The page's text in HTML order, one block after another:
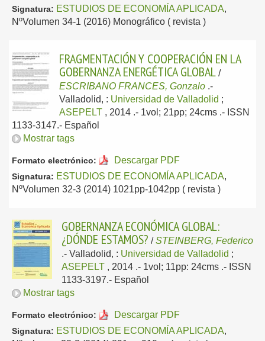
Signatura: ESTUDIOS DE ECONOMÍA APLICADA,
NºVolumen 34-1 (2016) Monográfico ( revista )
FRAGMENTACIÓN Y COOPERACIÓN EN LA
GOBERNANZA ENERGÉTICA GLOBAL /
ESCRIBANO FRANCES, Gonzalo .-
Valladolid, : Universidad de Valladolid ;
ASEPELT , 2014 .- 1vol; 21pp; 24cms .- ISSN
1133-3147.- Español
Mostrar tags
Formato electrónico: Descargar PDF
Signatura: ESTUDIOS DE ECONOMÍA APLICADA,
NºVolumen 32-3 (2014) 1021pp-1042pp ( revista )
GOBERNANZA ECONÓMICA GLOBAL:
¿DÓNDE ESTAMOS? /STEINBERG, Federico
.- Valladolid, : Universidad de Valladolid ;
ASEPELT , 2014 .- 1vol; 11pp: 24cms .- ISSN
1133-3197.- Español
Mostrar tags
Formato electrónico: Descargar PDF
Signatura: ESTUDIOS DE ECONOMÍA APLICADA,